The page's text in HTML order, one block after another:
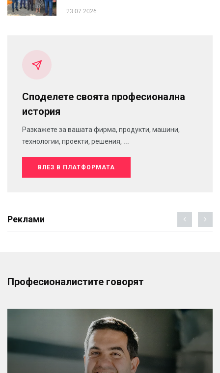
23.07.2026
Споделете своята професионална
история
Разкажете за вашата фирма, продукти, машини,
технологии, проекти, решения, ...
ВЛЕЗ В ПЛАТФОРМАТА
Реклами
Професионалистите говорят